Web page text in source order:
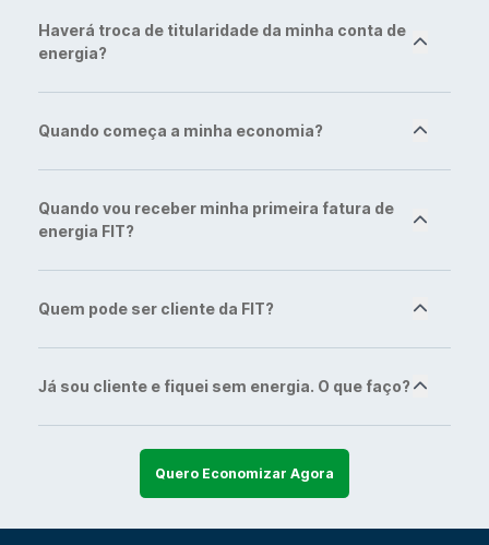
Haverá troca de titularidade da minha conta de
energia?
Quando começa a minha economia?
Quando vou receber minha primeira fatura de
energia FIT?
Quem pode ser cliente da FIT?
Já sou cliente e fiquei sem energia. O que faço?
Quero Economizar Agora